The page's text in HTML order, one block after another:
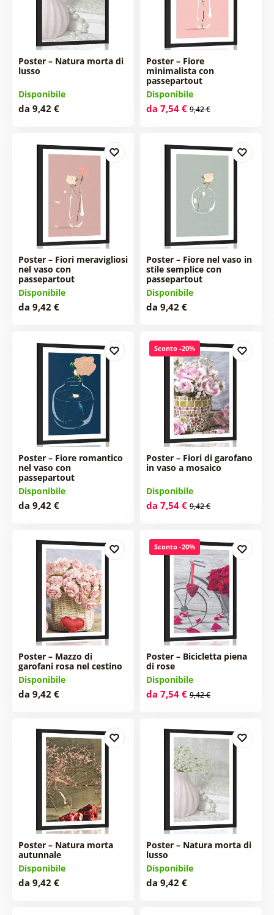
Poster – Natura morta di
lusso
Disponibile
da 9,42 €
Poster – Fiore
minimalista con
passepartout
Disponibile
da 7,54 € 9,42 €
Poster – Fiori meravigliosi
nel vaso con
passepartout
Disponibile
da 9,42 €
Poster – Fiore nel vaso in
stile semplice con
passepartout
Disponibile
da 9,42 €
Poster – Fiore romantico
nel vaso con
passepartout
Disponibile
da 9,42 €
Sconto -20%
Poster – Fiori di garofano
in vaso a mosaico
Disponibile
da 7,54 € 9,42 €
Poster – Mazzo di
garofani rosa nel cestino
Disponibile
da 9,42 €
Sconto -20%
Poster – Bicicletta piena
di rose
Disponibile
da 7,54 € 9,42 €
Poster – Natura morta
autunnale
Disponibile
da 9,42 €
Poster – Natura morta di
lusso
Disponibile
da 9,42 €